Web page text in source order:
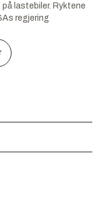
lastebiler. Ryktene
regjering